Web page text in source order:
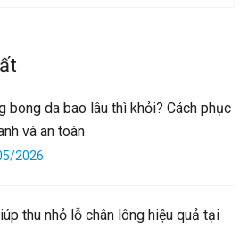
bong da bao lâu thì khỏi? Cách phục
và an toàn
2026
thu nhỏ lỗ chân lông hiệu quả tại